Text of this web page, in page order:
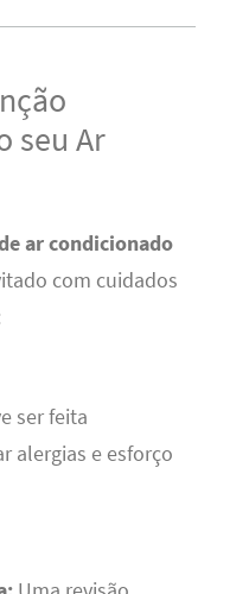
seu Ar
ar condicionado
com cuidados
ser feita
alergias e esforço